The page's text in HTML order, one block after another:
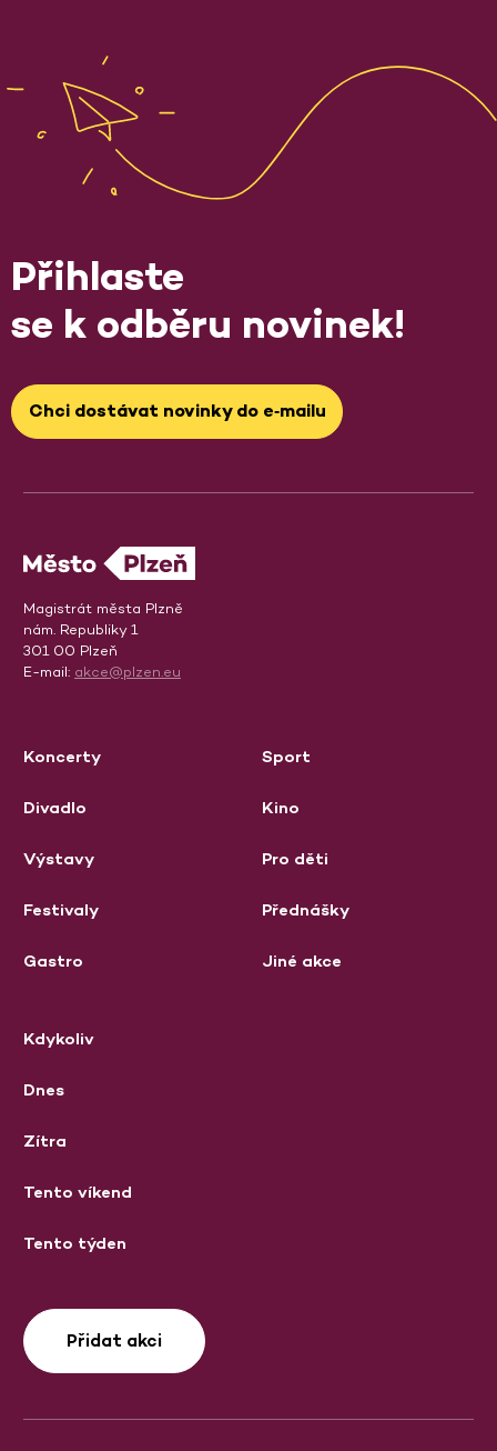
Přihlaste
se k odběru novinek!
Chci dostávat novinky do e‑mailu
Magistrát města Plzně
nám. Republiky 1
301 00 Plzeň
E-mail: akce@plzen.eu
Koncerty
Divadlo
Výstavy
Festivaly
Gastro
Sport
Kino
Pro děti
Přednášky
Jiné akce
Kdykoliv
Dnes
Zítra
Tento víkend
Tento týden
Přidat akci